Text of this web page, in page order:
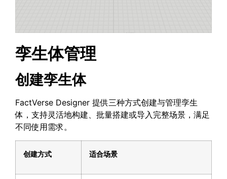
孪生体管理
创建孪生体
FactVerse Designer 提供三种方式创建与管理孪生
体，支持灵活地构建、批量搭建或导入完整场景，满足
不同使用需求。
创建方式 适合场景